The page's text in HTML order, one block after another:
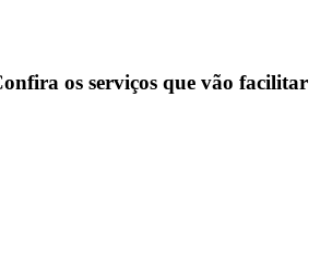
os serviços que vão facilitar